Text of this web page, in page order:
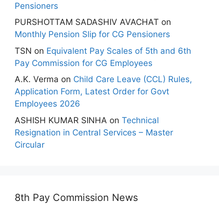
Pensioners
PURSHOTTAM SADASHIV AVACHAT on
Monthly Pension Slip for CG Pensioners
TSN on Equivalent Pay Scales of 5th and 6th
Pay Commission for CG Employees
A.K. Verma on Child Care Leave (CCL) Rules,
Application Form, Latest Order for Govt
Employees 2026
ASHISH KUMAR SINHA on Technical
Resignation in Central Services – Master
Circular
8th Pay Commission News